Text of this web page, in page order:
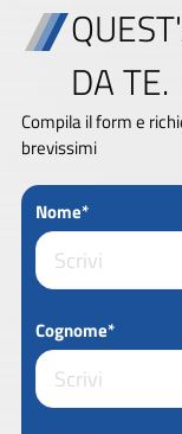
DA TE.
Compila il form e
brevissimi
Nome*
Cognome*